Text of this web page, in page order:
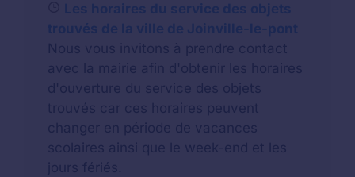
Les horaires du service des objets
trouvés de la ville de Joinville-le-pont
Nous vous invitons à prendre contact
avec la mairie afin d'obtenir les horaires
d'ouverture du service des objets
trouvés car ces horaires peuvent
changer en période de vacances
scolaires ainsi que le week-end et les
jours fériés.